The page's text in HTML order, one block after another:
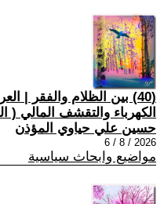
(40) بين الظلام والفقر |
الكهرباء والتقشف المالي (
حسين علي حياوي المؤذن
2026 / 8 / 6
مواضيع وابحاث سياسية